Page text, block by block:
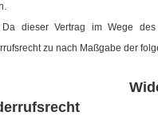
Da dieser Vertrag im Wege
zu nach Maßgabe der